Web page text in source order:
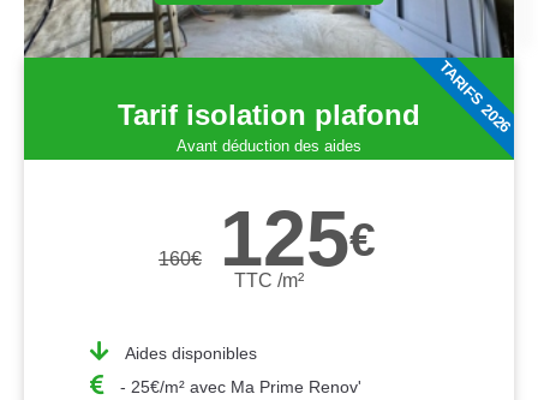
Tarif isolation plafond
Avant déduction des aides
160€ 125€
TTC /m²
Aides disponibles
- 25€/m² avec Ma Prime Renov'
TARIFS 2026